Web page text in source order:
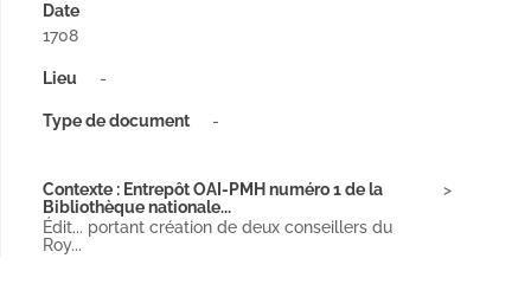
Date
1708
Lieu -
Type de document -
Contexte : Entrepôt OAI-PMH numéro 1 de la
Bibliothèque nationale...
Édit... portant création de deux conseillers du
Roy...